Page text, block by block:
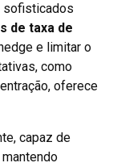
sofisticados
de taxa de
e limitar o
como
oferece
capaz de